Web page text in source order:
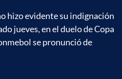
hizo evidente su indignación
jueves, en el duelo de Copa
se pronunció de